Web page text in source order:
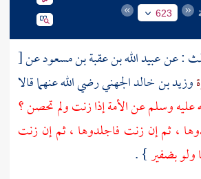
623
عبيد الله بن عقبة بن مسعودعن[
وزيد بن خالد الجهنيرضي الله عنهما قالا
عليه وسلم عن الأمة إذا زنت ولم تحصن ؟
، ثم إن زنت فاجلدوها ، ثم إن زنت
ولو بضفير} .